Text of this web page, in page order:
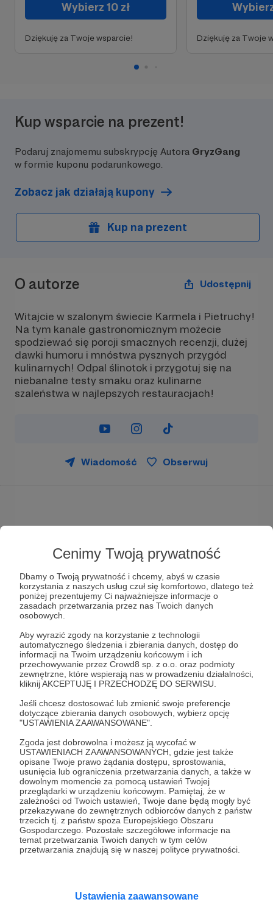
Cenimy Twoją prywatność
Dbamy o Twoją prywatność i chcemy, abyś w czasie
korzystania z naszych usług czuł się komfortowo, dlatego też
poniżej prezentujemy Ci najważniejsze informacje o
zasadach przetwarzania przez nas Twoich danych
osobowych.
Aby wyrazić zgody na korzystanie z technologii
automatycznego śledzenia i zbierania danych, dostęp do
informacji na Twoim urządzeniu końcowym i ich
przechowywanie przez Crowd8 sp. z o.o. oraz podmioty
zewnętrzne, które wspierają nas w prowadzeniu działalności,
kliknij AKCEPTUJĘ I PRZECHODZĘ DO SERWISU.
Jeśli chcesz dostosować lub zmienić swoje preferencje
dotyczące zbierania danych osobowych, wybierz opcję
"USTAWIENIA ZAAWANSOWANE".
Zgoda jest dobrowolna i możesz ją wycofać w
USTAWIENIACH ZAAWANSOWANYCH, gdzie jest także
opisane Twoje prawo żądania dostępu, sprostowania,
usunięcia lub ograniczenia przetwarzania danych, a także w
dowolnym momencie za pomocą ustawień Twojej
przeglądarki w urządzeniu końcowym. Pamiętaj, że w
zależności od Twoich ustawień, Twoje dane będą mogły być
przekazywane do zewnętrznych odbiorców danych z państw
trzecich tj. z państw spoza Europejskiego Obszaru
Gospodarczego. Pozostałe szczegółowe informacje na
temat przetwarzania Twoich danych w tym celów
przetwarzania znajdują się w naszej polityce prywatności.
Ustawienia zaawansowane
Wybierz 10 zł
Dziękuję za Twoje wsparcie! Dziękuję za Twoje
Kup wsparcie na prezent!
Podaruj znajomemu subskrypcję Autora GryzGang
w formie kuponu podarunkowego.
Zobacz jak działają kupony
Kup na prezent
O autorze Udostępnij
Witajcie w szalonym świecie Karmela i Pietruchy!
Na tym kanale gastronomicznym możecie
spodziewać się porcji smacznych recenzji, dużej
dawki humoru i mnóstwa pysznych przygód
kulinarnych! Odpal ślinotok i przygotuj się na
niebanalne testy smaku oraz kulinarne
szaleństwa w najlepszych restauracjach!
Wiadomość Obserwuj
Witaj na profilu GryzGang na Patronite!
Kim jesteśmy?
Jesteśmy GryzGang, zespół pasjonatów jedzenia,
który podróżuje, smakując, próbując i oceniając
jedzenie w różnych miejscach. Nasza misja to
odkrywanie kulinarnych skarbów i dzielenie się
Na co przeznaczymy zebrane środki?
Wasze wsparcie pozwoli nam na rozwój naszego
contentu. Dzięki Wam zainwestujemy w lepszy
się na wyższą jakość naszych produkcji. Chcemy
dostarczać Wam jeszcze lepsze i bardziej
Nasze cele i marzenia
Marzymy o wyjazdach za granicę, aby próbować
jedzenia z całego świata i dzielić się tymi
doświadczeniami z Wami w naszych odcinkach.
Chcemy, aby GryzGang stał się Waszym
przewodnikiem po kulinarnych zakątkach globu.
Nagrody dla patronów
naszych patronów. Obiecujemy, że będą one
Rozwiń opis